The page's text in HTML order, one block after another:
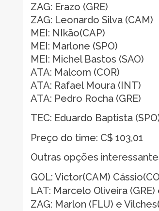
ZAG: Erazo (GRE)
ZAG: Leonardo Silva (CAM)
MEI: NIkão(CAP)
MEI: Marlone (SPO)
MEI: Michel Bastos (SAO)
ATA: Malcom (COR)
ATA: Rafael Moura (INT)
ATA: Pedro Rocha (GRE)
TEC: Eduardo Baptista
Preço do time: C$ 103,01
Outras opções
GOL: Victor(CAM)
LAT: Marcelo Oliveira
ZAG: Marlon (FLU) e